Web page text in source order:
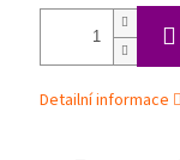
Detailní informace